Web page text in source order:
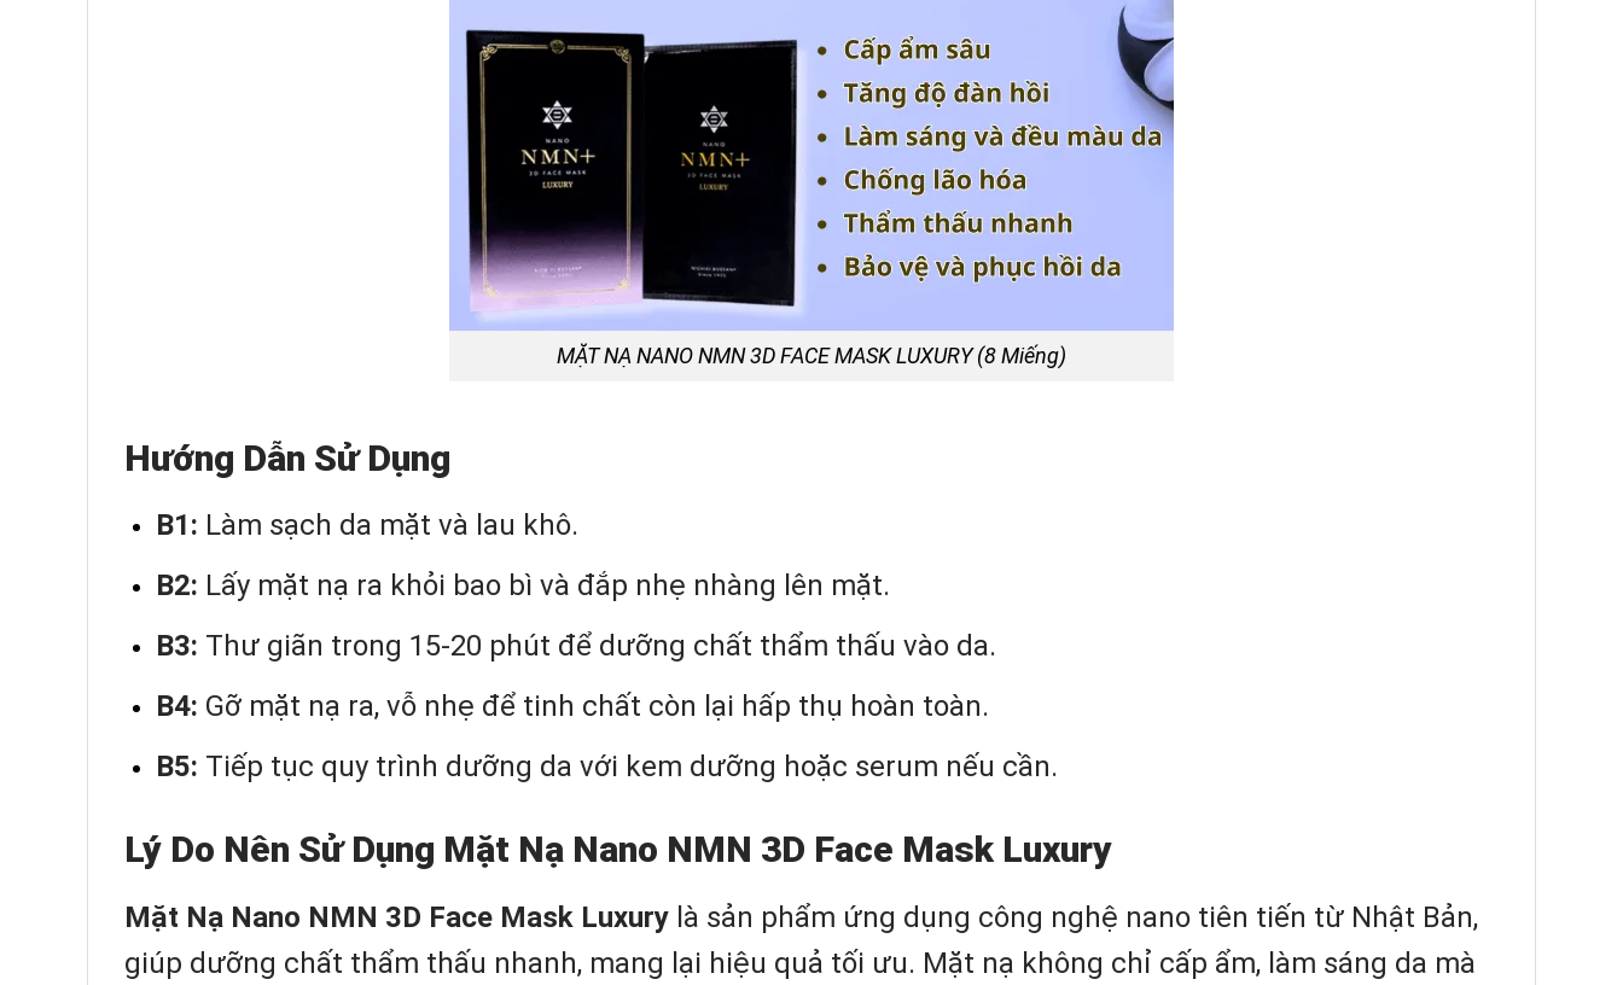
MẶT NẠ NANO NMN 3D FACE MASK LUXURY (8 Miếng)
Hướng Dẫn Sử Dụng
B1: Làm sạch da mặt và lau khô.
B2: Lấy mặt nạ ra khỏi bao bì và đắp nhẹ nhàng lên mặt.
B3: Thư giãn trong 15-20 phút để dưỡng chất thẩm thấu vào da.
B4: Gỡ mặt nạ ra, vỗ nhẹ để tinh chất còn lại hấp thụ hoàn toàn.
B5: Tiếp tục quy trình dưỡng da với kem dưỡng hoặc serum nếu cần.
Lý Do Nên Sử Dụng Mặt Nạ Nano NMN 3D Face Mask Luxury
Mặt Nạ Nano NMN 3D Face Mask Luxury là sản phẩm ứng dụng công nghệ nano tiên tiến từ Nhật Bản,
giúp dưỡng chất thẩm thấu nhanh, mang lại hiệu quả tối ưu. Mặt nạ không chỉ cấp ẩm, làm sáng da mà